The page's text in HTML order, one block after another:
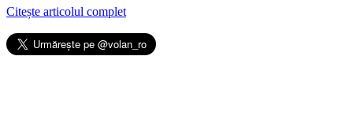
Citește articolul complet